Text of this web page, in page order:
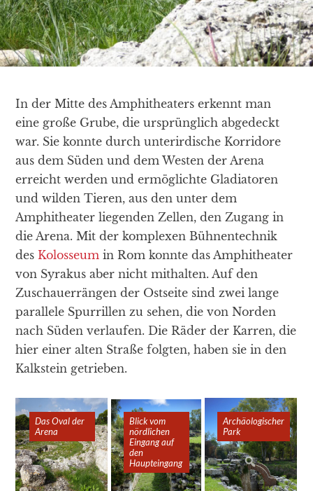
In der Mitte des Amphitheaters erkennt man
eine große Grube, die ursprünglich abgedeckt
war. Sie konnte durch unterirdische Korridore
aus dem Süden und dem Westen der Arena
erreicht werden und ermöglichte Gladiatoren
und wilden Tieren, aus den unter dem
Amphitheater liegenden Zellen, den Zugang in
die Arena. Mit der komplexen Bühnentechnik
des Kolosseum in Rom konnte das Amphitheater
von Syrakus aber nicht mithalten. Auf den
Zuschauerrängen der Ostseite sind zwei lange
parallele Spurrillen zu sehen, die von Norden
nach Süden verlaufen. Die Räder der Karren, die
hier einer alten Straße folgten, haben sie in den
Kalkstein getrieben.
Das Oval der
Arena
Das Oval der
Arena
Das Oval der
Arena
Das Oval der
Arena
Blick vom
nördlichen
Eingang auf
den
Haupteingang
Blick vom
nördlichen
Eingang auf
den
Haupteingang
Blick vom
nördlichen
Eingang auf
den
Haupteingang
Blick vom
nördlichen
Eingang auf
den
Haupteingang
Archäologischer
Park
Archäologischer
Park
Archäologischer
Park
Archäologischer
Park